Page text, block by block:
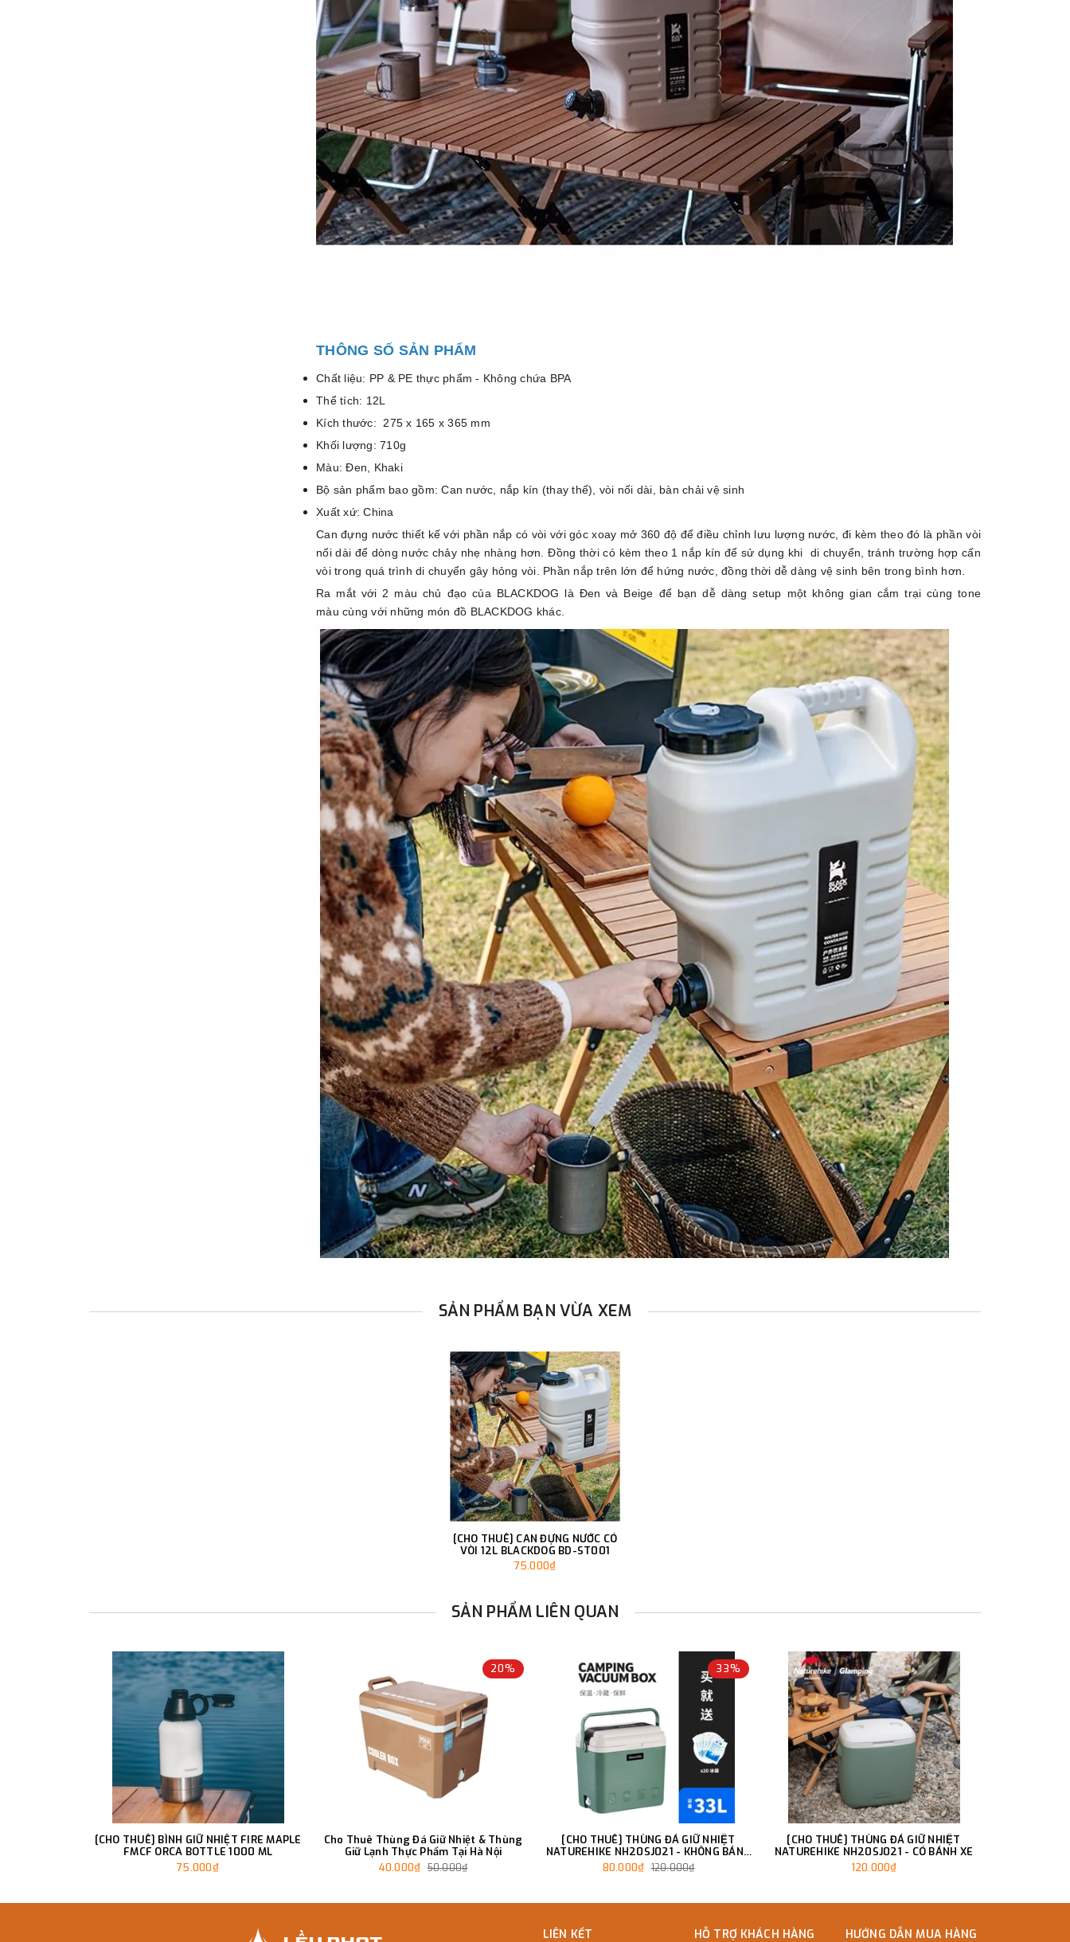
THÔNG SỐ SẢN PHẨM
Chất liệu: PP & PE thực phẩm - Không chứa BPA
Thể tích: 12L
Kích thước: 275 x 165 x 365 mm
Khối lượng: 710g
Màu: Đen, Khaki
Bộ sản phẩm bao gồm: Can nước, nắp kín (thay thế), vòi nối dài, bàn chải vệ sinh
Xuất xứ: China
Can đựng nước thiết kế với phần nắp có vòi với góc xoay mở 360 độ để điều chỉnh lưu lượng nước, đi kèm theo đó là phần vòi
nối dài để dòng nước chảy nhẹ nhàng hơn. Đồng thời có kèm theo 1 nắp kín để sử dụng khi di chuyển, tránh trường hợp cấn
vòi trong quá trình di chuyển gây hỏng vòi. Phần nắp trên lớn để hứng nước, đồng thời dễ dàng vệ sinh bên trong bình hơn.
Ra mắt với 2 màu chủ đạo của BLACKDOG là Đen và Beige để bạn dễ dàng setup một không gian cắm trại cùng tone
màu cùng với những món đồ BLACKDOG khác.
SẢN PHẨM BẠN VỪA XEM
[CHO THUÊ] CAN ĐỰNG NƯỚC CÓ
VÒI 12L BLACKDOG BD-ST001
75.000₫
SẢN PHẨM LIÊN QUAN
[CHO THUÊ] BÌNH GIỮ NHIỆT FIRE MAPLE
FMCF ORCA BOTTLE 1000 ML
75.000₫
20%
Cho Thuê Thùng Đá Giữ Nhiệt & Thùng
Giữ Lạnh Thực Phẩm Tại Hà Nội
40.000₫ 50.000₫
33%
[CHO THUÊ] THÙNG ĐÁ GIỮ NHIỆT
NATUREHIKE NH20SJ021 - KHÔNG BÁNH
XE
80.000₫ 120.000₫
[CHO THUÊ] THÙNG ĐÁ GIỮ NHIỆT
NATUREHIKE NH20SJ021 - CÓ BÁNH XE
120.000₫
LIÊN KẾT HỖ TRỢ KHÁCH HÀNG HƯỚNG DẪN MUA HÀNG